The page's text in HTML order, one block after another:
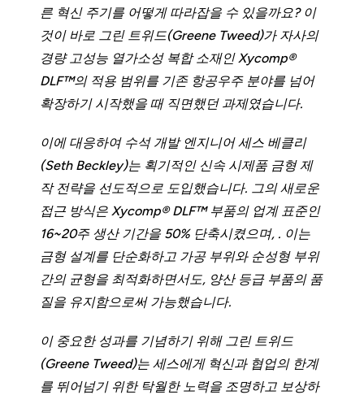
른 혁신 주기를 어떻게 따라잡을 수 있을까요? 이
것이 바로 그린 트위드(Greene Tweed)가 자사의
경량 고성능 열가소성 복합 소재인 Xycomp®
DLF™의 적용 범위를 기존 항공우주 분야를 넘어
확장하기 시작했을 때 직면했던 과제였습니다.
이에 대응하여 수석 개발 엔지니어 세스 베클리
(Seth Beckley)는 획기적인 신속 시제품 금형 제
작 전략을 선도적으로 도입했습니다. 그의 새로운
접근 방식은 Xycomp® DLF™ 부품의 업계 표준인
16~20주 생산 기간을 50% 단축시켰으며, . 이는
금형 설계를 단순화하고 가공 부위와 순성형 부위
간의 균형을 최적화하면서도, 양산 등급 부품의 품
질을 유지함으로써 가능했습니다.
이 중요한 성과를 기념하기 위해 그린 트위드
(Greene Tweed)는 세스에게 혁신과 협업의 한계
를 뛰어넘기 위한 탁월한 노력을 조명하고 보상하